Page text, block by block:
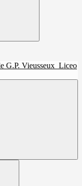
G.P. Vieusseux Liceo